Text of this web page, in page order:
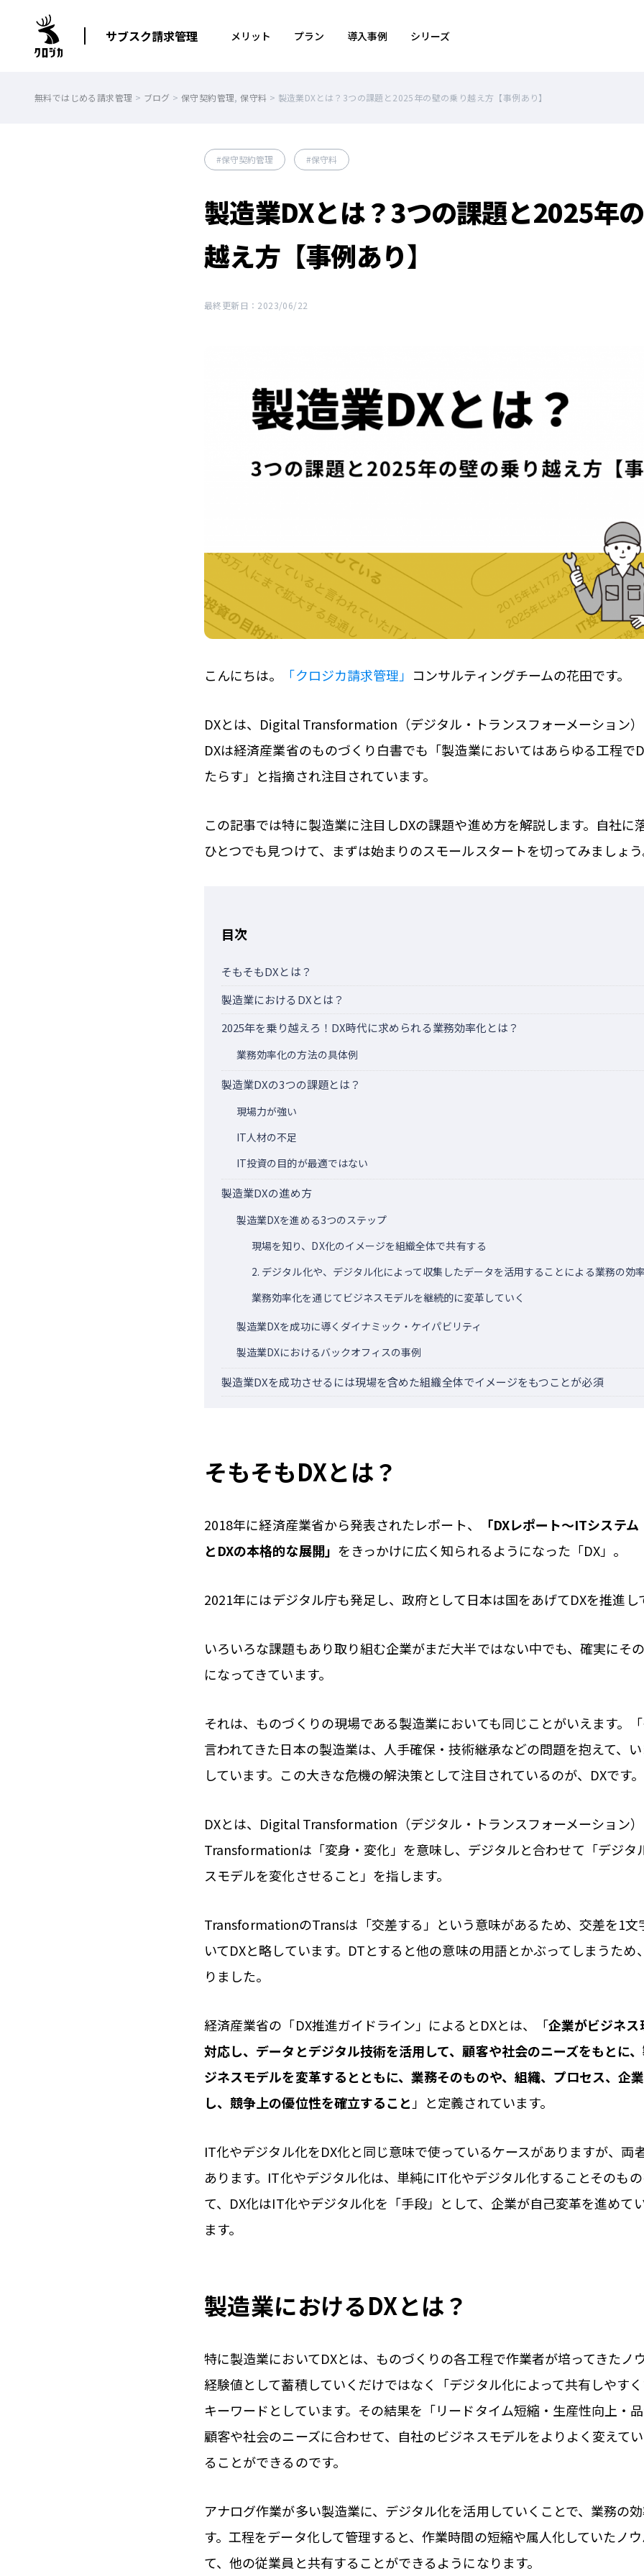
サブスク請求管理 メリット プラン 導入事例 シリーズ
無料ではじめる請求管理 > ブログ >保守契約管理,保守料 > 製造業DXとは？3つの課題と2025年の壁の乗り越え方【事例あり】
保守契約管理 保守料
製造業DXとは？3つの課題と2025年
越え方【事例あり】
最終更新日：2023/06/22
こんにちは。 「クロジカ請求管理」 コンサルティングチームの花田です。
DXとは、Digital Transformation（デジタル・トランスフォーメーション
DXは経済産業省のものづくり白書でも「製造業においてはあらゆる工程で
たらす」と指摘され注目されています。
この記事では特に製造業に注目しDXの課題や進め方を解説します。自社に
ひとつでも見つけて、まずは始まりのスモールスタートを切ってみましょう
目次
そもそもDXとは？
製造業におけるDXとは？
2025年を乗り越えろ！DX時代に求められる業務効率化とは？
業務効率化の方法の具体例
製造業DXの3つの課題とは？
現場力が強い
IT人材の不足
IT投資の目的が最適ではない
製造業DXの進め方
製造業DXを進める3つのステップ
現場を知り、DX化のイメージを組織全体で共有する
2. デジタル化や、デジタル化によって収集したデータを活用することによる業務の効
業務効率化を通じてビジネスモデルを継続的に変革していく
製造業DXを成功に導くダイナミック・ケイパビリティ
製造業DXにおけるバックオフィスの事例
製造業DXを成功させるには現場を含めた組織全体でイメージをもつことが必須
そもそもDXとは？
2018年に経済産業省から発表されたレポート、 「DXレポート～ITシステム
とDXの本格的な展開」 をきっかけに広く知られるようになった「DX」。
2021年にはデジタル庁も発足し、政府として日本は国をあげてDXを推進し
いろいろな課題もあり取り組む企業がまだ大半ではない中でも、確実にそ
になってきています。
それは、ものづくりの現場である製造業においても同じことがいえます。
言われてきた日本の製造業は、人手確保・技術継承などの問題を抱えて、
しています。この大きな危機の解決策として注目されているのが、DXです。
DXとは、Digital Transformation（デジタル・トランスフォーメーション）
Transformationは「変身・変化」を意味し、デジタルと合わせて「デジタ
スモデルを変化させること」を指します。
TransformationのTransは「交差する」という意味があるため、交差を1文
いてDXと略しています。DTとすると他の意味の用語とかぶってしまうため
りました。
経済産業省の「DX推進ガイドライン」によるとDXとは、「企業がビジネ
対応し、データとデジタル技術を活用して、顧客や社会のニーズをもとに
ジネスモデルを変革するとともに、業務そのものや、組織、プロセス、企
し、競争上の優位性を確立すること 」と定義されています。
IT化やデジタル化をDX化と同じ意味で使っているケースがありますが、両
あります。IT化やデジタル化は、単純にIT化やデジタル化することそのも
て、DX化はIT化やデジタル化を「手段」として、企業が自己変革を進めて
ます。
製造業におけるDXとは？
特に製造業においてDXとは、ものづくりの各工程で作業者が培ってきたノ
経験値として蓄積していくだけではなく「デジタル化によって共有しやす
キーワードとしています。その結果を「リードタイム短縮・生産性向上・品
顧客や社会のニーズに合わせて、自社のビジネスモデルをよりよく変えて
ることができるのです。
アナログ作業が多い製造業に、デジタル化を活用していくことで、業務の
す。工程をデータ化して管理すると、作業時間の短縮や属人化していたノ
て、他の従業員と共有することができるようになります。